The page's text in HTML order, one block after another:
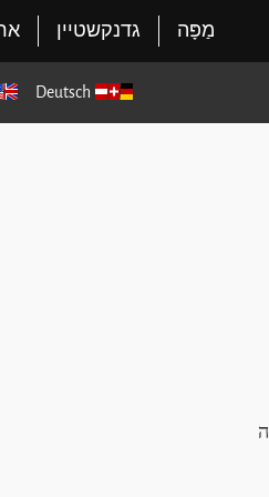
מַפָּה גדנקשטיין
Deutsch